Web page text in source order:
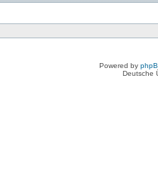
Powered by
Deutsche